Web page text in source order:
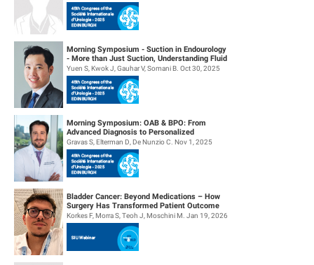
Morning Symposium - Suction in Endourology
- More than Just Suction, Understanding Fluid
Dynamics
Yuen S, Kwok J, Gauhar V, Somani B. Oct 30, 2025
Morning Symposium: OAB & BPO: From
Advanced Diagnosis to Personalized
Management
Gravas S, Elterman D, De Nunzio C. Nov 1, 2025
Bladder Cancer: Beyond Medications – How
Surgery Has Transformed Patient Outcome
Korkes F, Morra S, Teoh J, Moschini M. Jan 19, 2026